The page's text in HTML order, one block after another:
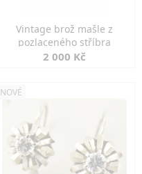
Vintage brož mašle z
pozlaceného stříbra
2 000 Kč
NOVÉ